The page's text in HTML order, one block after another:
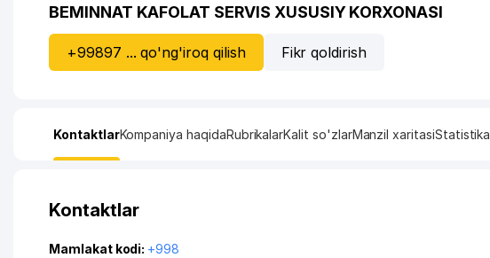
BEMINNAT KAFOLAT SERVIS XUSUSIY KORXONASI
+99897 ... qo'ng'iroq qilish Fikr qoldirish
KontaktlarKompaniya haqidaRubrikalarKalit so'zlarManzil xaritasiStatistika
Kontaktlar
Mamlakat kodi: +998